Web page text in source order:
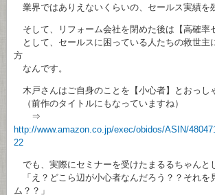
業界ではありえないくらいの、セールス実績を
そして、リフォーム会社を閉めた後は【高確率
として、セールスに困っている人たちの救世主
方
なんです。
木戸さんはご自身のことを【小心者】とおっし
（前作のタイトルにもなっていますね）
⇒
http://www.amazon.co.jp/exec/obidos/ASIN/
22
でも、実際にセミナーを受けたまるるちゃんと
「え？どこら辺が小心者なんだろう？？それを
ム？？」